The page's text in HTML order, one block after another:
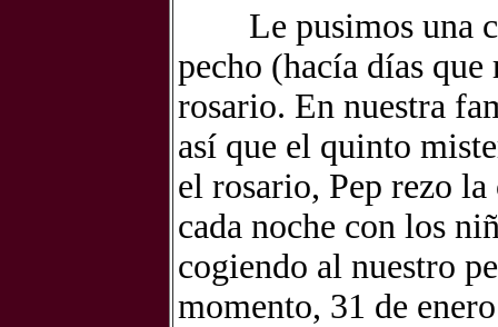
Le pusimos una
pecho (hacía días
rosario. En nuestra
así que el quinto
el rosario, Pep rezo
cada noche con los
cogiendo al nuestro
momento, 31 de